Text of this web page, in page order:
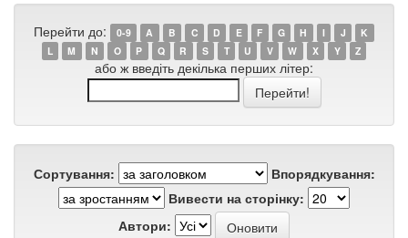
Перейти до: 0-9 A B C D E F G H I J
K
L
M N O P Q R S T U V W X Y Z
або ж введіть декілька перших літер:
Сортування:
Впорядкування:
Вивести на сторінку:
Автори: